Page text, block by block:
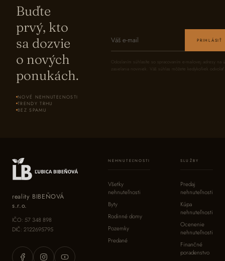
Buďte
prvý, kto
sa dozvie
o nových
ponukách.
NOVÉ NEHNUTEĽNOSTI
TRENDY TRHU
BEZ SPAMU
PRIHLÁSIŤ
Odoslaním súhlasíte so spracovaním e-mailovej adresy na
zasielania noviniek. Váš súhlas môžete kedykoľvek odvolať.
reality BIBEŇOVÁ
s.r.o.
IČO: 57 348 898
DIČ: 2122695795
NEHNUTEĽNOSTI
Všetky
nehnuteľnosti
Byty
Rodinné domy
Pozemky
Predané
SLUŽBY
Predaj
nehnuteľnosti
Kúpa
nehnuteľnosti
Ocenenie
nehnuteľnosti
Finančné
poradenstvo